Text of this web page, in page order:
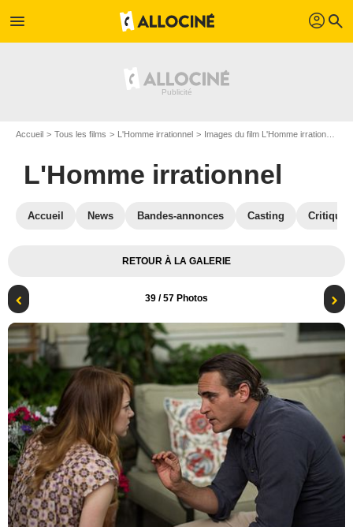
menu profil search
Accueil Tous les films L'Homme irrationnel Images du film L'Homme irrationnel
L'Homme irrationnel
Accueil News Bandes-annonces Casting
RETOUR À LA GALERIE
39 / 57 Photos